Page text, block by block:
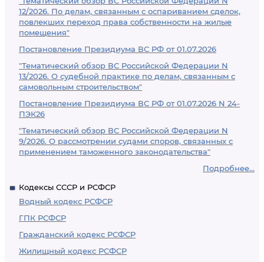
12/2026. По делам, связанным с оспариванием сделок,
повлекших переход права собственности на жилые
помещения"
Постановление Президиума ВС РФ от 01.07.2026
"Тематический обзор ВС Российской Федерации N
13/2026. О судебной практике по делам, связанным с
самовольным строительством"
Постановление Президиума ВС РФ от 01.07.2026 N 24-
ПЭК26
"Тематический обзор ВС Российской Федерации N
9/2026. О рассмотрении судами споров, связанных с
применением таможенного законодательства"
Подробнее...
Кодексы СССР и РСФСР
Водный кодекс РСФСР
ГПК РСФСР
Гражданский кодекс РСФСР
Жилищный кодекс РСФСР